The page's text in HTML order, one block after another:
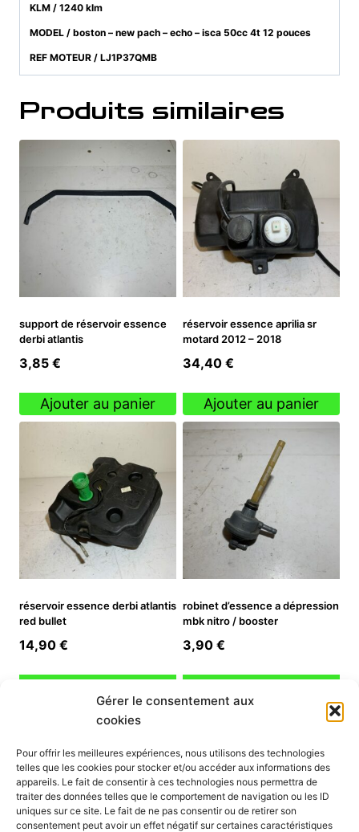
Gérer le consentement aux
cookies
Pour offrir les meilleures expériences, nous utilisons des technologies
telles que les cookies pour stocker et/ou accéder aux informations des
appareils. Le fait de consentir à ces technologies nous permettra de
traiter des données telles que le comportement de navigation ou les ID
uniques sur ce site. Le fait de ne pas consentir ou de retirer son
consentement peut avoir un effet négatif sur certaines caractéristiques
KLM / 1240 klm
MODEL / boston – new pach – echo – isca 50cc 4t 12 pouces
REF MOTEUR / LJ1P37QMB
Produits similaires
support de réservoir essence
derbi atlantis
3,85 €
Ajouter au panier
réservoir essence aprilia sr
motard 2012 – 2018
34,40 €
Ajouter au panier
réservoir essence derbi atlantis
red bullet
14,90 €
robinet d’essence a dépression
mbk nitro / booster
3,90 €
INFORMATION
Mon compte
Nous contacter
Mode paiement